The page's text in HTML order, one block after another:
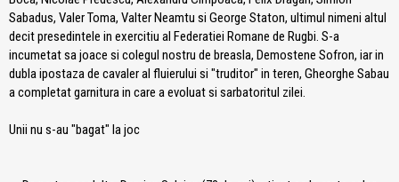
Sabadus, Valer Toma, Valter Neamtu si George Staton, ultimul nimeni altul
decit presedintele in exercitiu al Federatiei Romane de Rugbi. S-a
incumetat sa joace si colegul nostru de breasla, Demostene Sofron, iar in
dubla ipostaza de cavaler al fluierului si "truditor" in teren, Gheorghe Sabau
a completat garnitura in care a evoluat si sarbatoritul zilei.
Unii nu s-au "bagat" la joc